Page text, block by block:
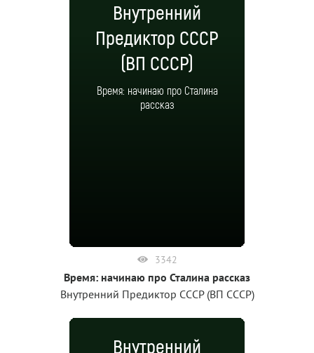
Внутренний
Предиктор СССР
(ВП СССР)
Время: начинаю про Сталина
рассказ
3342
Время: начинаю про Сталина рассказ
Внутренний Предиктор СССР (ВП СССР)
Внутренний